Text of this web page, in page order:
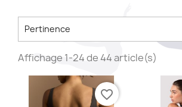
Pertinence
Affichage 1-24 de 44 article(s)
favorite_border